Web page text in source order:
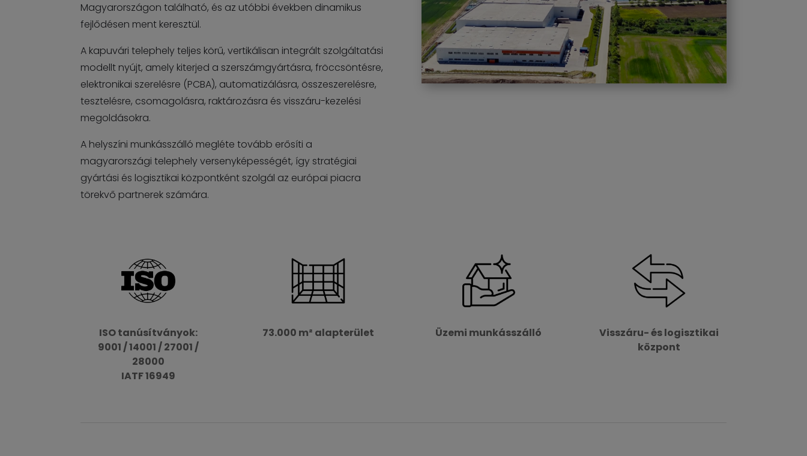
Magyarországon található, és az utóbbi években dinamikus
fejlődésen ment keresztül.
A kapuvári telephely teljes körű, vertikálisan integrált szolgáltatási
modellt nyújt, amely kiterjed a szerszámgyártásra, fröccsöntésre,
elektronikai szerelésre (PCBA), automatizálásra, összeszerelésre,
tesztelésre, csomagolásra, raktározásra és visszáru-kezelési
megoldásokra.
A helyszíni munkásszálló megléte tovább erősíti a
magyarországi telephely versenyképességét, így stratégiai
gyártási és logisztikai központként szolgál az európai piacra
törekvő partnerek számára.
ISO tanúsítványok:
9001 / 14001 / 27001 /
28000
IATF 16949
73.000 m² alapterület Üzemi munkásszálló
Visszáru- és logisztikai
központ